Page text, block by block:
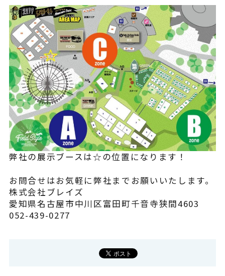
弊社の展示ブースは☆の位置になります！
お問合せはお気軽に弊社までお願いいたします。
株式会社ブレイズ
愛知県名古屋市中川区富田町千音寺狭間4603
052-439-0277